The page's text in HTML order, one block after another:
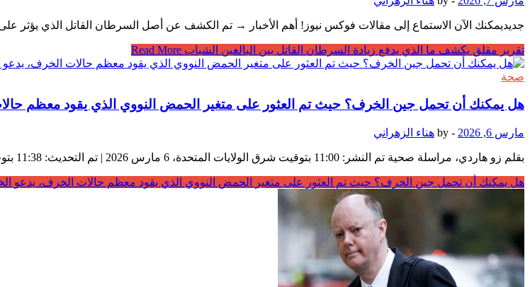
جديديمكنك الآن الاستماع إلى مقالات فوكس نيوز! أهم الأخبار → تم الكشف عن أصل السرطان القاتل الذي يؤثر
تقرير مقلق يكشف ما الذي يدفع زيادة السرطان القاتل بين البالغين الشباب
صحة
هل يمكنك أن تحمل جين الخرف؟ حيث تم العثور على متغير الحمض النووي الذي يقود معظم
مارس 6, 2026 -
by هناء الزهراني
بقلم زو هاردي، مراسلة صحية تم النشر: 11:00 بتوقيت شرق الولايات المتحدة، 6 مارس 2026 | تم التحديث: 11:38 بتوقيت شرق الولايات المتحدة، 6 مارس 2026 يجب اختبار البالغين في …
هل يمكنك أن تحمل جين الخرف؟ حيث تم العثور على متغير الحمض النووي الذي يقود معظم حالات الخرف، يدعو